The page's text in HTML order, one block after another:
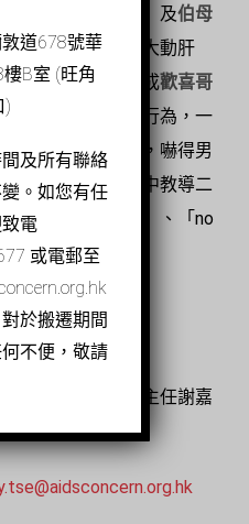
演
）及伯母
一個安全套，而大動肝
飯」為名，化身成歡喜哥
有對囡囡做出不軌行為，一
買定安全套旁身，嚇得男
伯母支持，並從中教導二
要懂得保護自己」、「no
滋」市場及傳訊主任謝嘉
道678號華
B室 (旺角
)
及所有聯絡
。如您有任
電
或電郵至
於搬遷期間
不便，敬請